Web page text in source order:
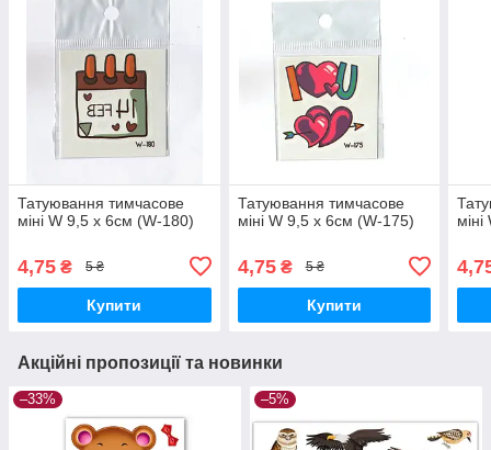
Татуювання тимчасове
міні W 9,5 х 6см (W-180)
4,75 ₴ 5 ₴
Купити
Татуювання тимчасове
міні W 9,5 х 6см (W-175)
4,75₴ 5 ₴
Купити
Акційні пропозиції та новинки
–33% –5%